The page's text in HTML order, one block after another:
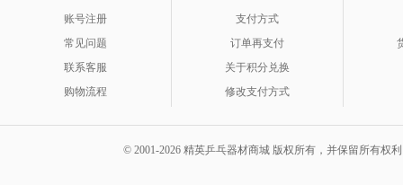
账号注册
常见问题
联系客服
购物流程
支付方式
订单再支付
关于积分兑换
修改支付方式
© 2001-2026 精英乒乓器材商城 版权所有，并保留所有权